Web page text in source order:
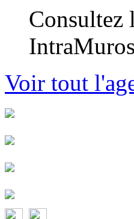
Consultez
IntraMuros
Voir tout